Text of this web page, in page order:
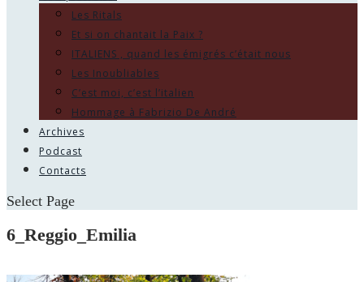
Les Ritals
Et si on chantait la Paix ?
ITALIENS , quand les émigrés c’était nous
Les Inoubliables
C’est moi, c’est l’italien
Hommage à Fabrizio De André
Archives
Podcast
Contacts
Select Page
6_Reggio_Emilia